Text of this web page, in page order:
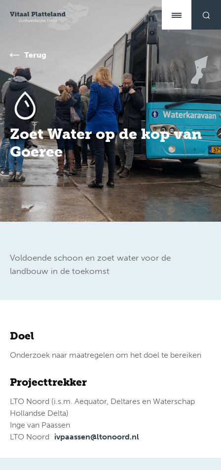
Terug
Zoet Water op de kop van
Goeree
Voldoende schoon en zoet water voor de
landbouw in de toekomst
Doel
Onderzoek naar maatregelen om het doel te bereiken
Projecttrekker
LTO Noord (i.s.m. Aequator, Deltares en Waterschap
Hollandse Delta)
Inge van Paassen
LTO Noord ivpaassen@ltonoord.nl